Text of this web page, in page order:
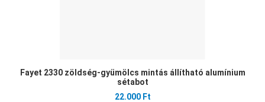
Fayet 2330 zöldség-gyümölcs mintás állítható alumínium
sétabot
22.000 Ft